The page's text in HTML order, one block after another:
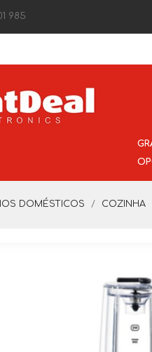
985
DOMÉSTICOS COZINHA